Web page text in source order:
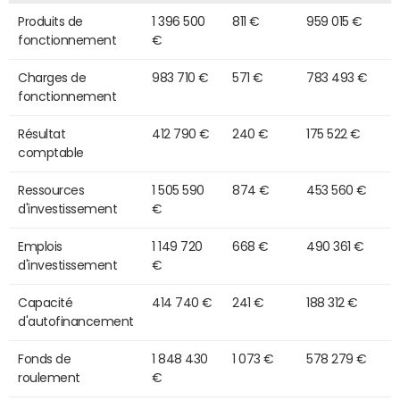
Produits de
fonctionnement
1 396 500
€
811 € 959 015 €
Charges de
fonctionnement
983 710 € 571 € 783 493 €
Résultat
comptable
412 790 € 240 € 175 522 €
Ressources
d'investissement
1 505 590
€
874 € 453 560 €
Emplois
d'investissement
1 149 720
€
668 € 490 361 €
Capacité
d'autofinancement
414 740 € 241 € 188 312 €
Fonds de
roulement
1 848 430
€
1 073 € 578 279 €